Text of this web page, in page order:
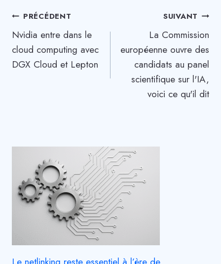
Navigation
de
l’article
PRÉCÉDENT
Nvidia entre dans le
cloud computing avec
DGX Cloud et Lepton
SUIVANT
La Commission
européenne ouvre des
candidats au panel
scientifique sur l'IA,
voici ce qu'il dit